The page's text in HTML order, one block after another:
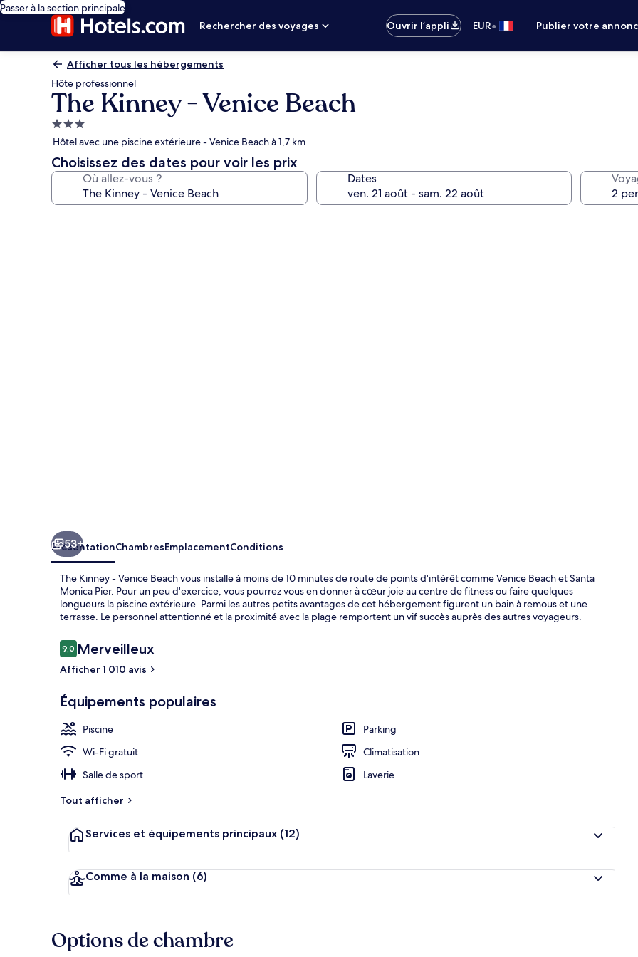
Passer à la section principale
Rechercher des voyages
Ouvrir l’appli EUR• Publier votre
Afficher tous les hébergements
Hôte professionnel
The Kinney - Venice Beach
Hébergement
3.0 étoiles
Hôtel avec une piscine extérieure - Venice Beach à 1,7 km
Choisissez des dates pour voir les prix
Où allez-vous ? Dates
53+
PrésentationChambresEmplacementConditions
The Kinney - Venice Beach vous installe à moins de 10 minutes de route de points d'intérêt comme Venice Beach et Santa
Monica Pier. Pour un peu d'exercice, vous pourrez vous en donner à cœur joie au centre de fitness ou faire quelques
longueurs la piscine extérieure. Parmi les autres petits avantages de cet hébergement figurent un bain à remous et une
terrasse. Le personnel attentionné et la proximité avec la plage remportent un vif succès auprès des autres voyageurs.
Avis
voyageurs
9,09,0 sur 10
Merveilleux
Afficher 1 010 avis
Équipements populaires
Piscine
Parking
Wi-Fi gratuit
Climatisation
Salle de sport
Laverie
Tout afficher
Services et équipements principaux (12)
Comme à la maison (6)
Options de chambre